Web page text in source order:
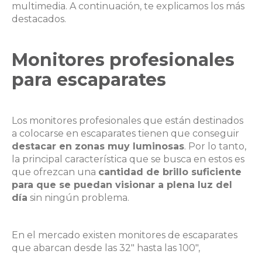
multimedia. A continuación, te explicamos los más
destacados.
Monitores profesionales
para escaparates
Los monitores profesionales que están destinados
a colocarse en escaparates tienen que conseguir
destacar en zonas muy luminosas. Por lo tanto,
la principal característica que se busca en estos es
que ofrezcan una cantidad de brillo suficiente
para que se puedan visionar a plena luz del
día sin ningún problema.
En el mercado existen monitores de escaparates
que abarcan desde las 32″ hasta las 100″,